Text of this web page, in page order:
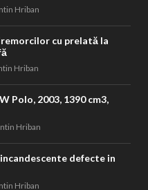
Hriban
cu prelată la
Hriban
Polo, 2003, 1390 cm3,
Hriban
defecte in
Hriban